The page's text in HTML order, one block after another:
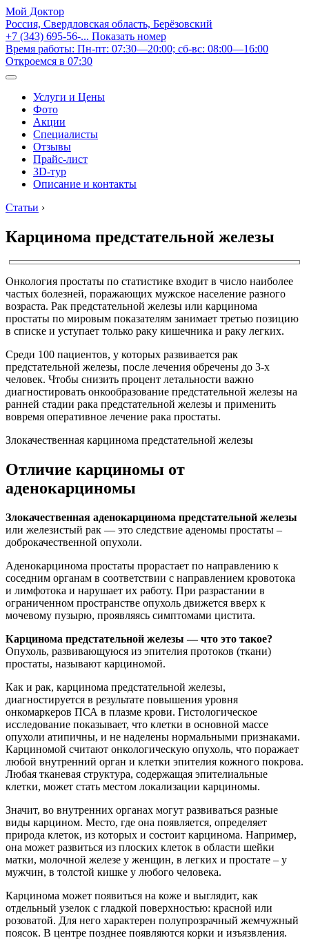
Мой Доктор
Россия, Свердловская область, Берёзовский
+7 (343) 695-56-... Показать номер
Время работы: Пн-пт: 07:30—20:00; сб-вс: 08:00—16:00
Откроемся в 07:30
Услуги и Цены
Фото
Акции
Специалисты
Отзывы
Прайс-лист
3D-тур
Описание и контакты
Статьи ›
Карцинома предстательной железы
Онкология простаты по статистике входит в число наиболее
частых болезней, поражающих мужское население разного
возраста. Рак предстательной железы или карцинома
простаты по мировым показателям занимает третью позицию
в списке и уступает только раку кишечника и раку легких.
Среди 100 пациентов, у которых развивается рак
предстательной железы, после лечения обречены до 3-х
человек. Чтобы снизить процент летальности важно
диагностировать онкообразование предстательной железы на
ранней стадии рака предстательной железы и применить
вовремя оперативное лечение рака простаты.
Злокачественная карцинома предстательной железы
Отличие карциномы от
аденокарциномы
Злокачественная аденокарцинома предстательной железы
или железистый рак — это следствие аденомы простаты –
доброкачественной опухоли.
Аденокарцинома простаты прорастает по направлению к
соседним органам в соответствии с направлением кровотока
и лимфотока и нарушает их работу. При разрастании в
ограниченном пространстве опухоль движется вверх к
мочевому пузырю, проявляясь симптомами цистита.
Карцинома предстательной железы — что это такое?
Опухоль, развивающуюся из эпителия протоков (ткани)
простаты, называют карциномой.
Как и рак, карцинома предстательной железы,
диагностируется в результате повышения уровня
онкомаркеров ПСА в плазме крови. Гистологическое
исследование показывает, что клетки в основной массе
опухоли атипичны, и не наделены нормальными признаками.
Карциномой считают онкологическую опухоль, что поражает
любой внутренний орган и клетки эпителия кожного покрова.
Любая тканевая структура, содержащая эпителиальные
клетки, может стать местом локализации карциномы.
Значит, во внутренних органах могут развиваться разные
виды карцином. Место, где она появляется, определяет
природа клеток, из которых и состоит карцинома. Например,
она может развиться из плоских клеток в области шейки
матки, молочной железе у женщин, в легких и простате – у
мужчин, в толстой кишке у любого человека.
Карцинома может появиться на коже и выглядит, как
отдельный узелок с гладкой поверхностью: красной или
розоватой. Для него характерен полупрозрачный жемчужный
поясок. В центре позднее появляются корки и изъязвления.